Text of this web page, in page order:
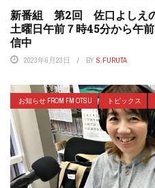
新番組 第2回 佐口よしえの
土曜日午前７時45分から午
信中
2023年6月23日 BY S.FURUTA
お知らせ FROM FM OTSU トピックス